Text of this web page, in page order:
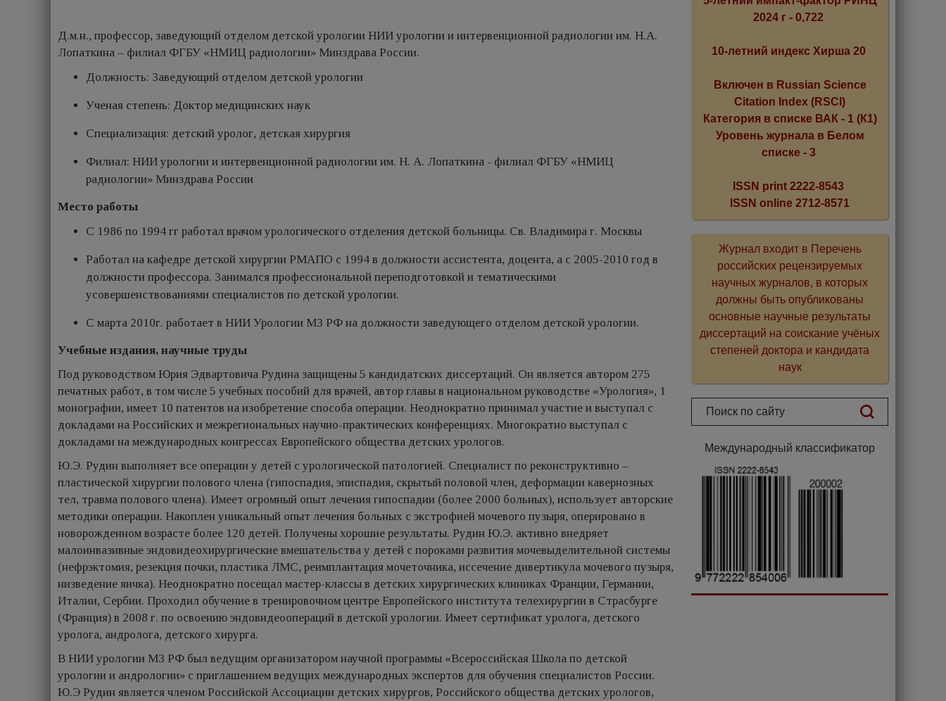
Д.м.н., профессор, заведующий отделом детской урологии НИИ урологии и интервенционной радиологии им. Н.А.
Лопаткина – филиал ФГБУ «НМИЦ радиологии» Минздрава России.
Должность: Заведующий отделом детской урологии
Ученая степень: Доктор медицинских наук
Специализация: детский уролог, детская хирургия
Филиал: НИИ урологии и интервенционной радиологии им. Н. А. Лопаткина - филиал ФГБУ «НМИЦ
радиологии» Минздрава России
Место работы
С 1986 по 1994 гг работал врачом урологического отделения детской больницы. Св. Владимира г. Москвы
Работал на кафедре детской хирургии РМАПО с 1994 в должности ассистента, доцента, а с 2005-2010 год в
должности профессора. Занимался профессиональной переподготовкой и тематическими
усовершенствованиями специалистов по детской урологии.
С марта 2010г. работает в НИИ Урологии МЗ РФ на должности заведующего отделом детской урологии.
Учебные издания, научные труды
Под руководством Юрия Эдвартовича Рудина защищены 5 кандидатских диссертаций. Он является автором 275
печатных работ, в том числе 5 учебных пособий для врачей, автор главы в национальном руководстве «Урология», 1
монографии, имеет 10 патентов на изобретение способа операции. Неоднократно принимал участие и выступал с
докладами на Российских и межрегиональных научно-практических конференциях. Многократно выступал с
докладами на международных конгрессах Европейского общества детских урологов.
Ю.Э. Рудин выполняет все операции у детей с урологической патологией. Специалист по реконструктивно –
пластической хирургии полового члена (гипоспадия, эписпадия, скрытый половой член, деформации кавернозных
тел, травма полового члена). Имеет огромный опыт лечения гипоспадии (более 2000 больных), использует авторские
методики операции. Накоплен уникальный опыт лечения больных с экстрофией мочевого пузыря, оперировано в
новорожденном возрасте более 120 детей. Получены хорошие результаты. Рудин Ю.Э. активно внедряет
малоинвазивные эндовидеохирургические вмешательства у детей с пороками развития мочевыделительной системы
(нефрэктомия, резекция почки, пластика ЛМС, реимплантация мочеточника, иссечение дивертикула мочевого пузыря,
низведение яичка). Неоднократно посещал мастер-классы в детских хирургических клиниках Франции, Германии,
Италии, Сербии. Проходил обучение в тренировочном центре Европейского института телехирургии в Страсбурге
(Франция) в 2008 г. по освоению эндовидеоопераций в детской урологии. Имеет сертификат уролога, детского
уролога, андролога, детского хирурга.
В НИИ урологии МЗ РФ был ведущим организатором научной программы «Всероссийская Школа по детской
урологии и андрологии» с приглашением ведущих международных экспертов для обучения специалистов России.
Ю.Э Рудин является членом Российской Ассоциации детских хирургов, Российского общества детских урологов,
2024 г - 0,722
10-летний индекс Хирша 20
Включен в Russian Science
Citation Index (RSCI)
Категория в списке ВАК - 1 (К1)
Уровень журнала в Белом
списке - 3
ISSN print 2222-8543
ISSN online 2712-8571
Журнал входит в Перечень
российских рецензируемых
научных журналов, в которых
должны быть опубликованы
основные научные результаты
диссертаций на соискание учёных
степеней доктора и кандидата
наук
Международный классификатор